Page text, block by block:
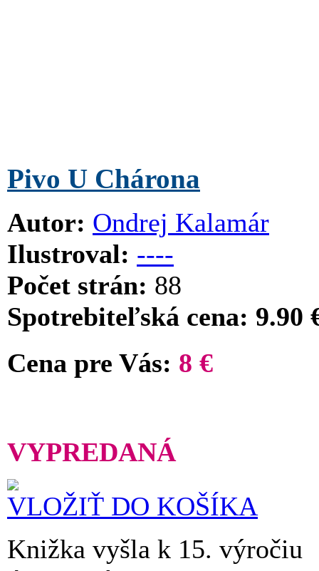
Pivo U Chárona
Autor: Ondrej Kalamár
Ilustroval: ----
Počet strán: 88
Spotrebiteľská cena: 9.90
Cena pre Vás: 8 €
VYPREDANÁ
VLOŽIŤ DO KOŠÍKA
Knižka vyšla k 15. výročiu